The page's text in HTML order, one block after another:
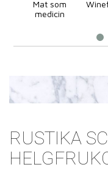
Mat som
medicin
RUSTIKA